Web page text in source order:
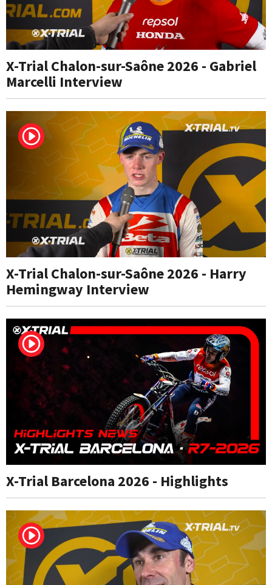
X-Trial Chalon-sur-Saône 2026 - Gabriel
Marcelli Interview
X-Trial Chalon-sur-Saône 2026 - Harry
Hemingway Interview
X-Trial Barcelona 2026 - Highlights